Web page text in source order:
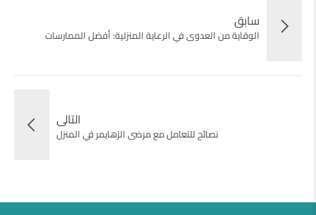
سابق
الوقاية من العدوى في الرعاية المنزلية: أفضل الممارسات
التالى
نصائح للتعامل مع مرضى الزهايمر في المنزل